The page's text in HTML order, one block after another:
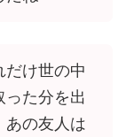
だけ世の中
った分を出
あの友人は